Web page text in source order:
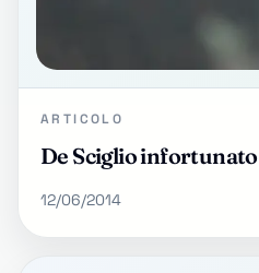
ARTICOLO
De Sciglio infortunato
12/06/2014